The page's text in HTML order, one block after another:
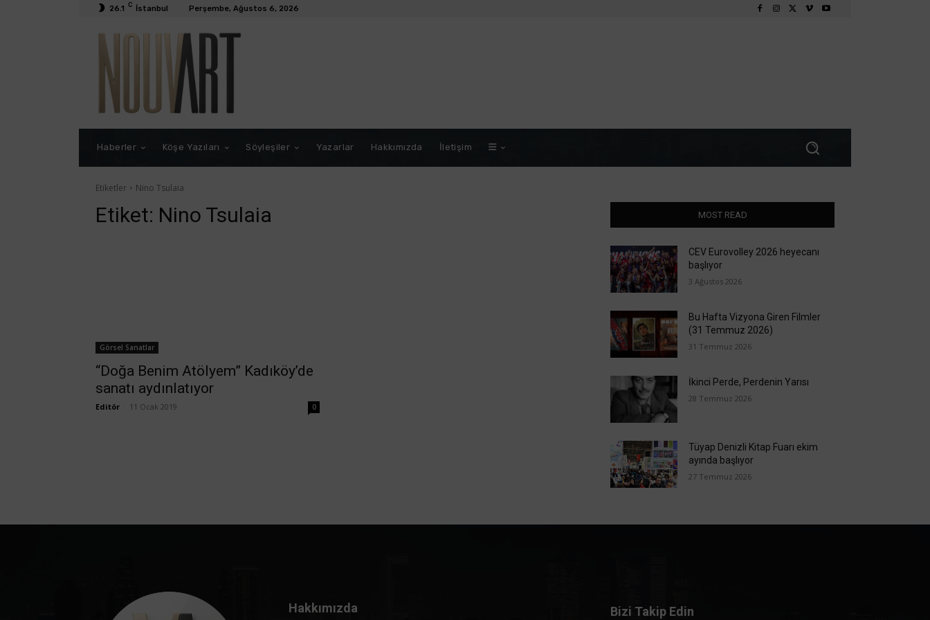
26.1 C İstanbul Perşembe, Ağustos 6, 2026
Haberler Köşe Yazıları Söyleşiler Yazarlar Hakkımızda İletişim
Etiketler Nino Tsulaia
Etiket: Nino Tsulaia
Görsel Sanatlar
“Doğa Benim Atölyem” Kadıköy’de
sanatı aydınlatıyor
Editör 11 Ocak 2019 0
MOST READ
CEV Eurovolley 2026 heyecanı
başlıyor
3 Ağustos 2026
Bu Hafta Vizyona Giren Filmler
(31 Temmuz 2026)
31 Temmuz 2026
İkinci Perde, Perdenin Yarısı
28 Temmuz 2026
Tüyap Denizli Kitap Fuarı ekim
ayında başlıyor
27 Temmuz 2026
Hakkımızda Bizi Takip Edin